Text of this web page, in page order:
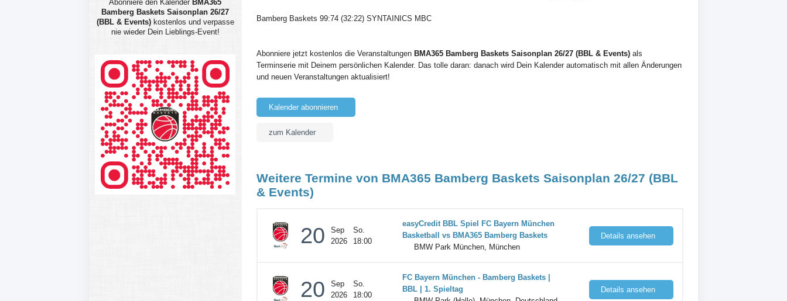
Abonniere den Kalender BMA365
Bamberg Baskets Saisonplan 26/27
(BBL & Events)kostenlos und verpasse
nie wieder Dein Lieblings-Event!
Bamberg Baskets 99:74 (32:22) SYNTAINICS MBC
Abonniere jetzt kostenlos die Veranstaltungen BMA365 Bamberg Baskets Saisonplan 26/27 (BBL & Events) als
Terminserie mit Deinem persönlichen Kalender. Das tolle daran: danach wird Dein Kalender automatisch mit allen Änderungen
und neuen Veranstaltungen aktualisiert!
Kalender abonnieren
zum Kalender
Weitere Termine von BMA365 Bamberg Baskets Saisonplan 26/27 (BBL
& Events)
20
Sep
2026
So.
18:00
easyCredit BBL Spiel FC Bayern München
Basketball vs BMA365 Bamberg Baskets
BMW Park München, München
Details ansehen
20
Sep
2026
So.
18:00
FC Bayern München - Bamberg Baskets |
BBL | 1. Spieltag
Details ansehen